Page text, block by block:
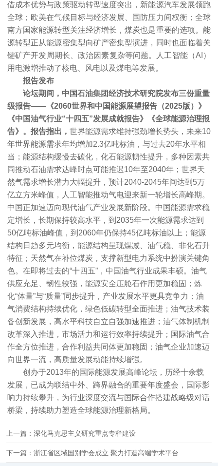
借成本优势与政策驱动转型速度突出，新能源汽车发展领跑
全球；欧美在气候目标与经济发展、国防压力间权衡；全球
南方国家能源转型关注经济增长，煤炭也是重要的选项。能
源转型正从能源密集型向矿产密集型演进，同时也面临着关
键矿产开发周期长、政治因素复杂等问题。人工智能（AI）
用电激增推动了核电、风电以及煤电等发展。
报告发布
论坛期间，中国石油集团经济技术研究院发布三份重量
级报告——《2060世界和中国能源展望报告（2025版）》
《中国油气行业“十四五”发展成就报告》《全球能源治理报
告》。报告指出， 世界能源需求维持强劲增长势头，未来10
年世界能源需求年均增加2.3亿吨标油，与过去20年水平相
当；能源结构缓慢去碳化，化石能源韧性提升，多种因素共
同推动石油需求达峰时点可能推迟10年至2040年；世界天
然气需求增长潜力大幅提升，预计2040-2045年间达到5万
亿立方米峰值，人工智能推动气电迎来新一轮增长高峰期。
中国正加速迈向现代油气产业发展新阶段。中国能源需求稳
定增长，长期保持较高水平，到2035年一次能源需求达到
50亿吨标油峰值，到2060年仍保持45亿吨标油以上；能源
结构日趋多元均衡，能源结构呈现煤减、油气稳、非化石升
特征；天然气在补位煤炭，支撑新型电力系统中扮演关键角
色。在即将过去的“十四五”，中国油气行业成果丰硕。油气
供应充足、韧性较强，能源安全压舱石作用更加稳固；炼
化“体量”与“质量”同步提升，产业发展水平更具竞争力；油
气消费结构持续优化，绿色低碳转型全面推进；油气技术装
备创新发展，高水平科技自立自强加速推进；油气体制机制
改革深入推进，市场活力和运行效率持续提升；国际油气合
作全方位推进，合作利益共同体更加稳固；油气企业加速迈
向世界一流，高质量发展动能持续增强。
创办于2013年的国际能源发展高峰论坛，历经十余载
发展，已成为联结中外、跨界融合的重要年度盛会，国际影
响力持续攀升，为行业深度交流与国际合作搭建战略级对话
桥梁，持续助力塑造全球能源治理新格局。
上一篇：深化马克思主义研究重点专栏建设
下一篇：浙江省区域国别学会成立 聚力打造高端学术平台